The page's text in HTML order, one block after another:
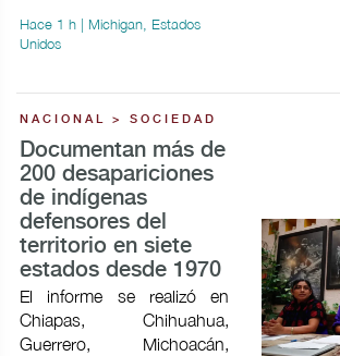
Hace 1 h | Michigan, Estados
Unidos
NACIONAL > SOCIEDAD
Documentan más de
200 desapariciones
de indígenas
defensores del
territorio en siete
estados desde 1970
El informe se realizó en
Chiapas, Chihuahua,
Guerrero, Michoacán,